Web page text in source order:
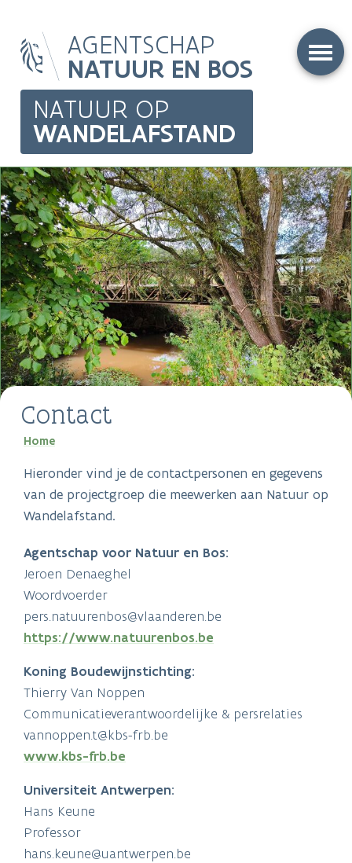
naar
inhoud NATUUR OP
WANDELAFSTAND
AGENTSCHAP
NATUUR EN BOS
Main
navigation
Contact
Kruimelpad
Home
Hieronder vind je de contactpersonen en gegevens
van de projectgroep die meewerken aan Natuur op
Wandelafstand.
Agentschap voor Natuur en Bos:
Jeroen Denaeghel
Woordvoerder
pers.natuurenbos@vlaanderen.be
https://www.natuurenbos.be
Koning Boudewijnstichting:
Thierry Van Noppen
Communicatieverantwoordelijke & persrelaties
vannoppen.t@kbs-frb.be
www.kbs-frb.be
Universiteit Antwerpen:
Hans Keune
Professor
hans.keune@uantwerpen.be